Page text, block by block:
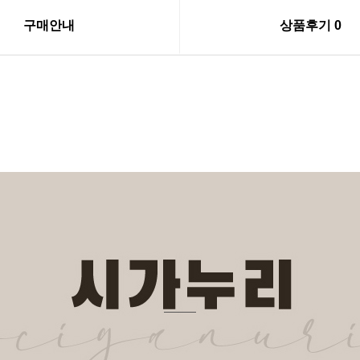
구매안내 상품후기 0